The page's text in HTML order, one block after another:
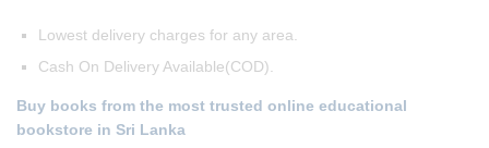
Lowest delivery charges for any area.
Cash On Delivery Available(COD).
Buy books from the most trusted online educational
bookstore in Sri Lanka